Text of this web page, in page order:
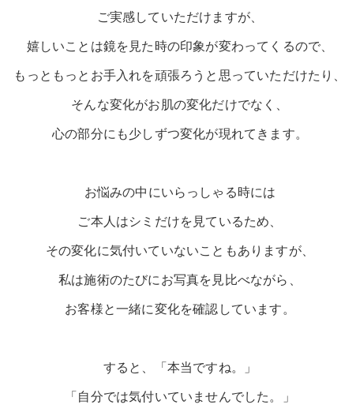
ご実感していただけますが、
嬉しいことは鏡を見た時の印象が変わってくるので、
もっともっとお手入れを頑張ろうと思っていただけたり、
そんな変化がお肌の変化だけでなく、
心の部分にも少しずつ変化が現れてきます。
お悩みの中にいらっしゃる時には
ご本人はシミだけを見ているため、
その変化に気付いていないこともありますが、
私は施術のたびにお写真を見比べながら、
お客様と一緒に変化を確認しています。
すると、「本当ですね。」
「自分では気付いていませんでした。」